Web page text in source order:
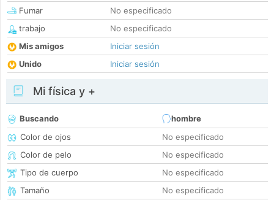
Fumar
No especificado
trabajo
No especificado
Mis amigos
Iniciar sesión
Unido
Iniciar sesión
Mi física y +
Buscando
hombre
Color de ojos
No especificado
Color de pelo
No especificado
Tipo de cuerpo
No especificado
Tamaño
No especificado